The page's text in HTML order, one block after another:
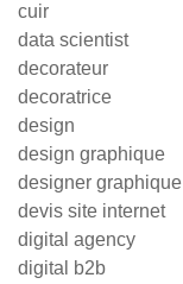
cuir
data scientist
decorateur
decoratrice
design
design graphique
designer graphique
devis site internet
digital agency
digital b2b